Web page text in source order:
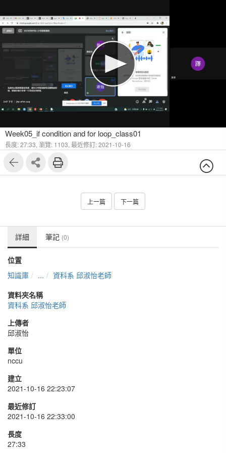
Week05_if condition and for loop_class01
長度: 27:33, 瀏覽: 1103, 最近修訂: 2021-10-16
上一篇 下一篇
詳細 筆記 (0)
位置
知識庫
...
資科系 邱淑怡老師
資料夾名稱
資科系 邱淑怡老師
上傳者
邱淑怡
單位
nccu
建立
2021-10-16 22:23:07
最近修訂
2021-10-16 22:33:00
長度
27:33